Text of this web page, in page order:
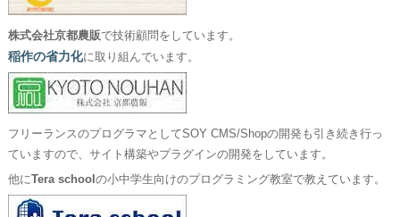
株式会社京都農販で技術顧問をしています。
稲作の省力化に取り組んでいます。
フリーランスのプログラマとしてSOY CMS/Shopの開発も引き続き行っ
ていますので、サイト構築やプラグインの開発をしています。
他にTera school の小中学生向けのプログラミング教室で教えています。